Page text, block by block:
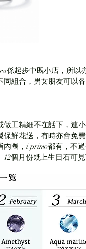
係起步中既小店，所以
同組合，男女朋友可以
做工精細不在話下，連
保鮮花送，有時亦會免
內圈，i primo都有，不
12個月份既上生日石可